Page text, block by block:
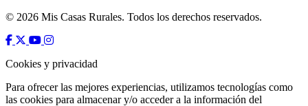
© 2026 Mis Casas Rurales. Todos los derechos reservados.
Cookies y privacidad
Para ofrecer las mejores experiencias, utilizamos tecnologías como
las cookies para almacenar y/o acceder a la información del